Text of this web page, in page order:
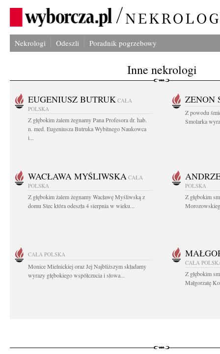
Nekrologi Odeszli Poradnik pogrzebowy
Inne nekrologi
EUGENIUSZ BUTRUK CAŁA
POLSKA
Z głębokim żalem żegnamy Pana Profesora dr. hab.
n. med. Eugeniusza Butruka Wybitnego Naukowca
i...
ZENON
Z powodu
Smolarka
WACŁAWA MYŚLIWSKA CAŁA
POLSKA
Z głębokim żalem żegnamy Wacławę Myśliwską z
domu Stec która odeszła 4 sierpnia w wieku...
POLSKA
Z głębokim
CAŁA POLSKA
Monice Mielnickiej oraz Jej Najbliższym składamy
wyrazy głębokiego współczucia i słowa...
CAŁA
Z głębokim
Małgorzatę